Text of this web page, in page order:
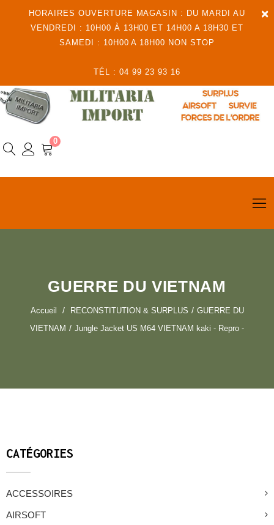
×
HORAIRES OUVERTURE MAGASIN : DU MARDI AU
VENDREDI : 10H00 À 13H00 ET 14H00 A 18H30 ET
SAMEDI : 10H00 A 18H00 NON STOP
TÉL : 04 99 23 93 16
0
GUERRE DU VIETNAM
Accueil RECONSTITUTION & SURPLUS
GUERRE DU
VIETNAM
Jungle Jacket US M64 VIETNAM kaki - Repro -
CATÉGORIES
ACCESSOIRES
AIRSOFT